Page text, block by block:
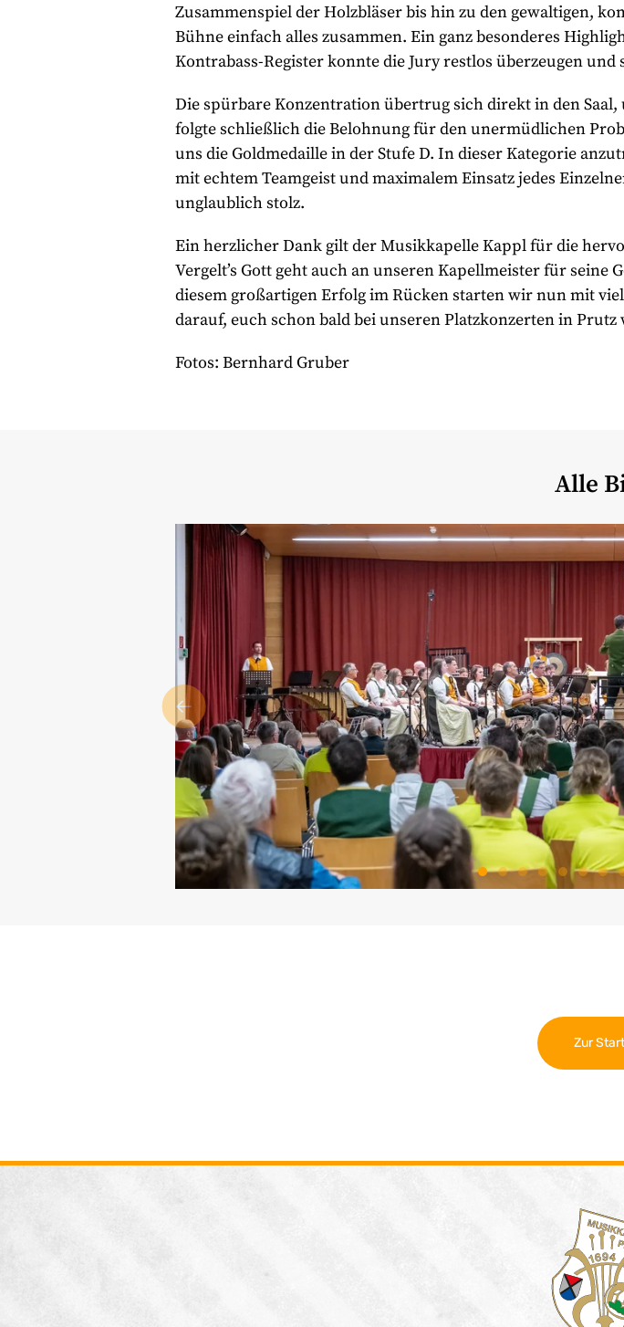
Zusammenspiel der Holzbläser bis hin zu den gewaltigen,
Bühne einfach alles zusammen. Ein ganz besonderes
Kontrabass-Register konnte die Jury restlos überzeugen
Die spürbare Konzentration übertrug sich direkt in den
folgte schließlich die Belohnung für den unermüdlichen
uns die Goldmedaille in der Stufe D. In dieser Kategorie
mit echtem Teamgeist und maximalem Einsatz jedes
unglaublich stolz.
Ein herzlicher Dank gilt der Musikkapelle Kappl für die
Vergelt’s Gott geht auch an unseren Kapellmeister für
diesem großartigen Erfolg im Rücken starten wir nun mit
darauf, euch schon bald bei unseren Platzkonzerten in
Fotos: Bernhard Gruber
Alle
Zur